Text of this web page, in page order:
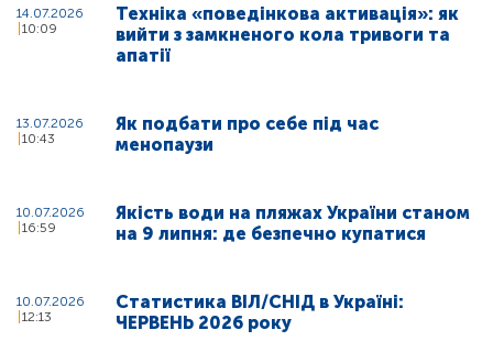
14.07.2026
10:09
Техніка «поведінкова активація»: як
вийти з замкненого кола тривоги та
апатії
13.07.2026
10:43
Як подбати про себе під час
менопаузи
10.07.2026
16:59
Якість води на пляжах України станом
на 9 липня: де безпечно купатися
10.07.2026
12:13
Статистика ВІЛ/СНІД в Україні:
ЧЕРВЕНЬ 2026 року